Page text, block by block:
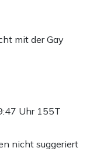
mit der Gay
Uhr 155T
nicht suggeriert